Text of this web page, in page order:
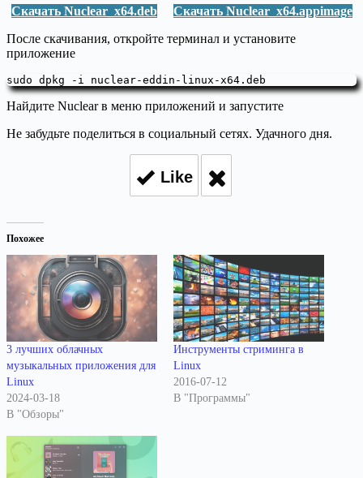
Скачать Nuclear_x64.deb
Скачать Nuclear_x64.appimage
После скачивания, откройте терминал и установите
приложение
sudo dpkg -i nuclear-eddin-linux-x64.deb
Найдите Nuclear в меню приложений и запустите
Не забудьте поделиться в социальный сетях. Удачного дня.
Like
Похожее
3 лучших облачных
музыкальных приложения для
Linux
2024-03-18
В "Обзоры"
Инструменты стриминга в
Linux
2016-07-12
В "Программы"